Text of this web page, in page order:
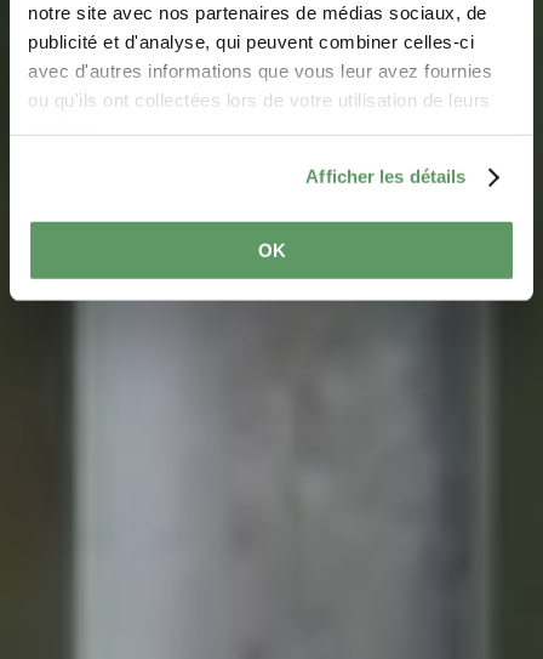
notre site avec nos partenaires de médias sociaux, de
publicité et d'analyse, qui peuvent combiner celles-ci
avec d'autres informations que vous leur avez fournies
ou qu'ils ont collectées lors de votre utilisation de leurs
Afficher les détails
OK
Fietsroute des Trois
Rivières (PC3)